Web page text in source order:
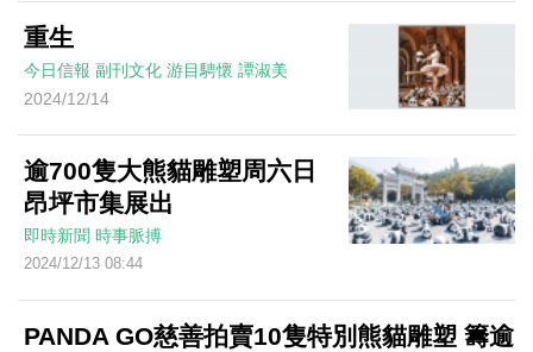
重生
今日信報 副刊文化 游目騁懷 譚淑美
2024/12/14
逾700隻⼤熊貓雕塑周六日
昂坪市集展出
即時新聞 時事脈搏
2024/12/13 08:44
PANDA GO慈善拍賣10隻特別熊貓雕塑 籌逾